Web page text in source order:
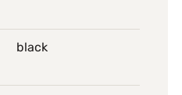
black